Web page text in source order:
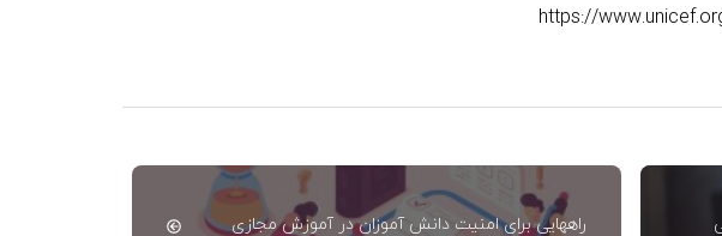
https://
راههایی برای امنیت دانش آموزان در آموزش مجازی